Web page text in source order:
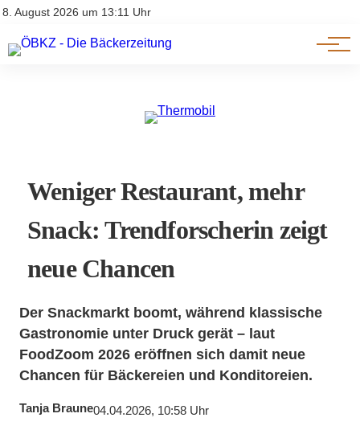
8. August 2026 um 13:11 Uhr
Impressum & Offenlegung
Am Wort
Genuss & Trends
Weniger Restaurant, mehr
Snack: Trendforscherin zeigt
neue Chancen
Der Snackmarkt boomt, während klassische
Gastronomie unter Druck gerät – laut
FoodZoom 2026 eröffnen sich damit neue
Chancen für Bäckereien und Konditoreien.
Tanja Braune04.04.2026, 10:58 Uhr